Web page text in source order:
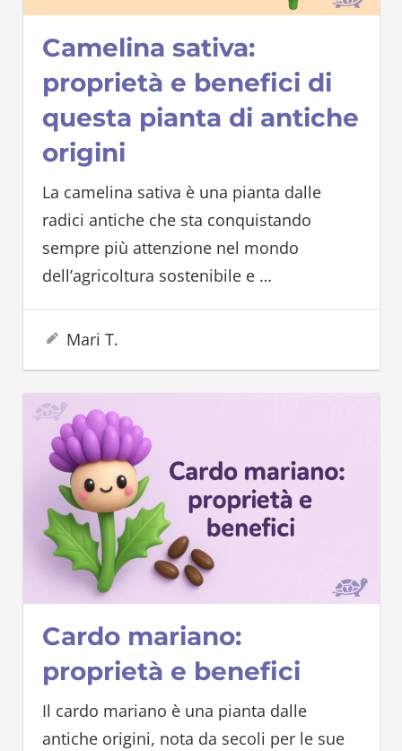
Camelina sativa:
proprietà e benefici di
questa pianta di antiche
origini
La camelina sativa è una pianta dalle
radici antiche che sta conquistando
sempre più attenzione nel mondo
dell’agricoltura sostenibile e …
7 Luglio 2025
Mari T.
Cardo mariano:
proprietà e benefici
Il cardo mariano è una pianta dalle
antiche origini, nota da secoli per le sue